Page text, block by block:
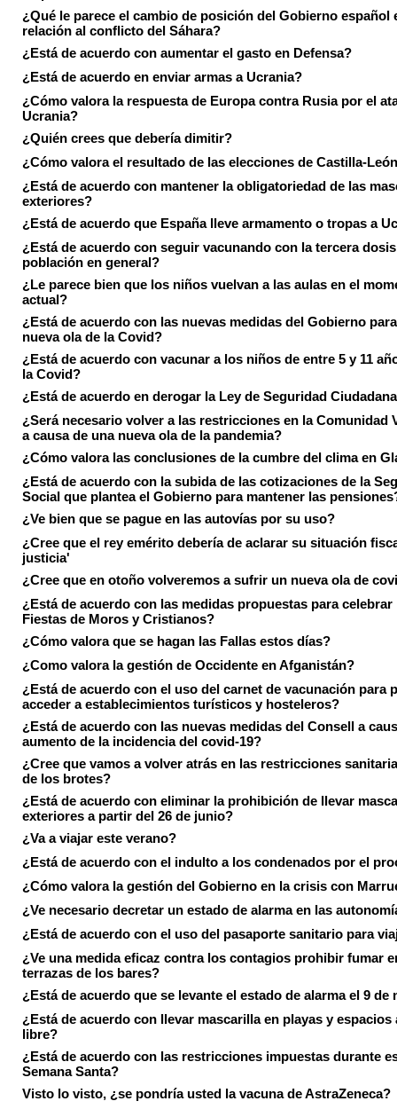
¿Qué le parece el cambio de posición del Gobierno español
relación al conflicto del Sáhara?
¿Está de acuerdo con aumentar el gasto en Defensa?
¿Está de acuerdo en enviar armas a Ucrania?
¿Cómo valora la respuesta de Europa contra Rusia por el
Ucrania?
¿Quién crees que debería dimitir?
¿Cómo valora el resultado de las elecciones de Castilla-
¿Está de acuerdo con mantener la obligatoriedad de las
exteriores?
¿Está de acuerdo que España lleve armamento o tropas a
¿Está de acuerdo con seguir vacunando con la tercera
población en general?
¿Le parece bien que los niños vuelvan a las aulas en el
actual?
¿Está de acuerdo con las nuevas medidas del Gobierno
nueva ola de la Covid?
¿Está de acuerdo con vacunar a los niños de entre 5 y 11
la Covid?
¿Está de acuerdo en derogar la Ley de Seguridad
¿Será necesario volver a las restricciones en la Comunidad
a causa de una nueva ola de la pandemia?
¿Cómo valora las conclusiones de la cumbre del clima en
¿Está de acuerdo con la subida de las cotizaciones de la
Social que plantea el Gobierno para mantener las
¿Ve bien que se pague en las autovías por su uso?
¿Cree que el rey emérito debería de aclarar su situación
justicia'
¿Cree que en otoño volveremos a sufrir un nueva ola de
¿Está de acuerdo con las medidas propuestas para celebrar
Fiestas de Moros y Cristianos?
¿Cómo valora que se hagan las Fallas estos días?
¿Como valora la gestión de Occidente en Afganistán?
¿Está de acuerdo con el uso del carnet de vacunación para
acceder a establecimientos turísticos y hosteleros?
¿Está de acuerdo con las nuevas medidas del Consell a
aumento de la incidencia del covid-19?
¿Cree que vamos a volver atrás en las restricciones
de los brotes?
¿Está de acuerdo con eliminar la prohibición de llevar
exteriores a partir del 26 de junio?
¿Va a viajar este verano?
¿Está de acuerdo con el indulto a los condenados por el
¿Cómo valora la gestión del Gobierno en la crisis con
¿Ve necesario decretar un estado de alarma en las
¿Está de acuerdo con el uso del pasaporte sanitario para
¿Ve una medida eficaz contra los contagios prohibir fumar
terrazas de los bares?
¿Está de acuerdo que se levante el estado de alarma el 9 de
¿Está de acuerdo con llevar mascarilla en playas y espacios
libre?
¿Está de acuerdo con las restricciones impuestas durante
Semana Santa?
Visto lo visto, ¿se pondría usted la vacuna de AstraZeneca?